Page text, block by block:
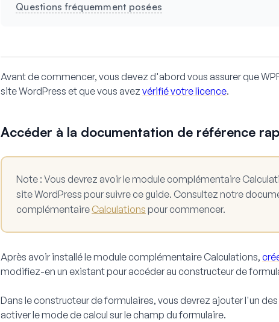
Questions fréquemment posées
Avant de commencer, vous devez d'abord vous assurer que
site WordPress et que vous avez vérifié votre licence.
Accéder à la documentation de référence
Note : Vous devrez avoir le module complémentaire
site WordPress pour suivre ce guide. Consultez notre
complémentaire Calculations pour commencer.
Après avoir installé le module complémentaire Calculations,
modifiez-en un existant pour accéder au constructeur de
Dans le constructeur de formulaires, vous devrez ajouter l'un
activer le mode de calcul sur le champ du formulaire.